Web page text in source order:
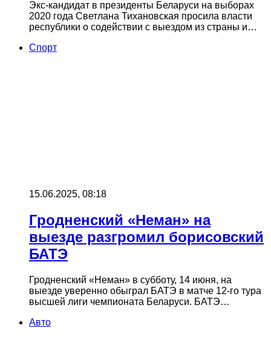
Экс-кандидат в президенты Беларуси на выборах
2020 года Светлана Тихановская просила власти
республики о содействии с выездом из страны и…
Cпорт
15.06.2025, 08:18
Гродненский «Неман» на
выезде разгромил борисовский
БАТЭ
Гродненский «Неман» в субботу, 14 июня, на
выезде уверенно обыграл БАТЭ в матче 12-го тура
высшей лиги чемпионата Беларуси. БАТЭ…
Авто